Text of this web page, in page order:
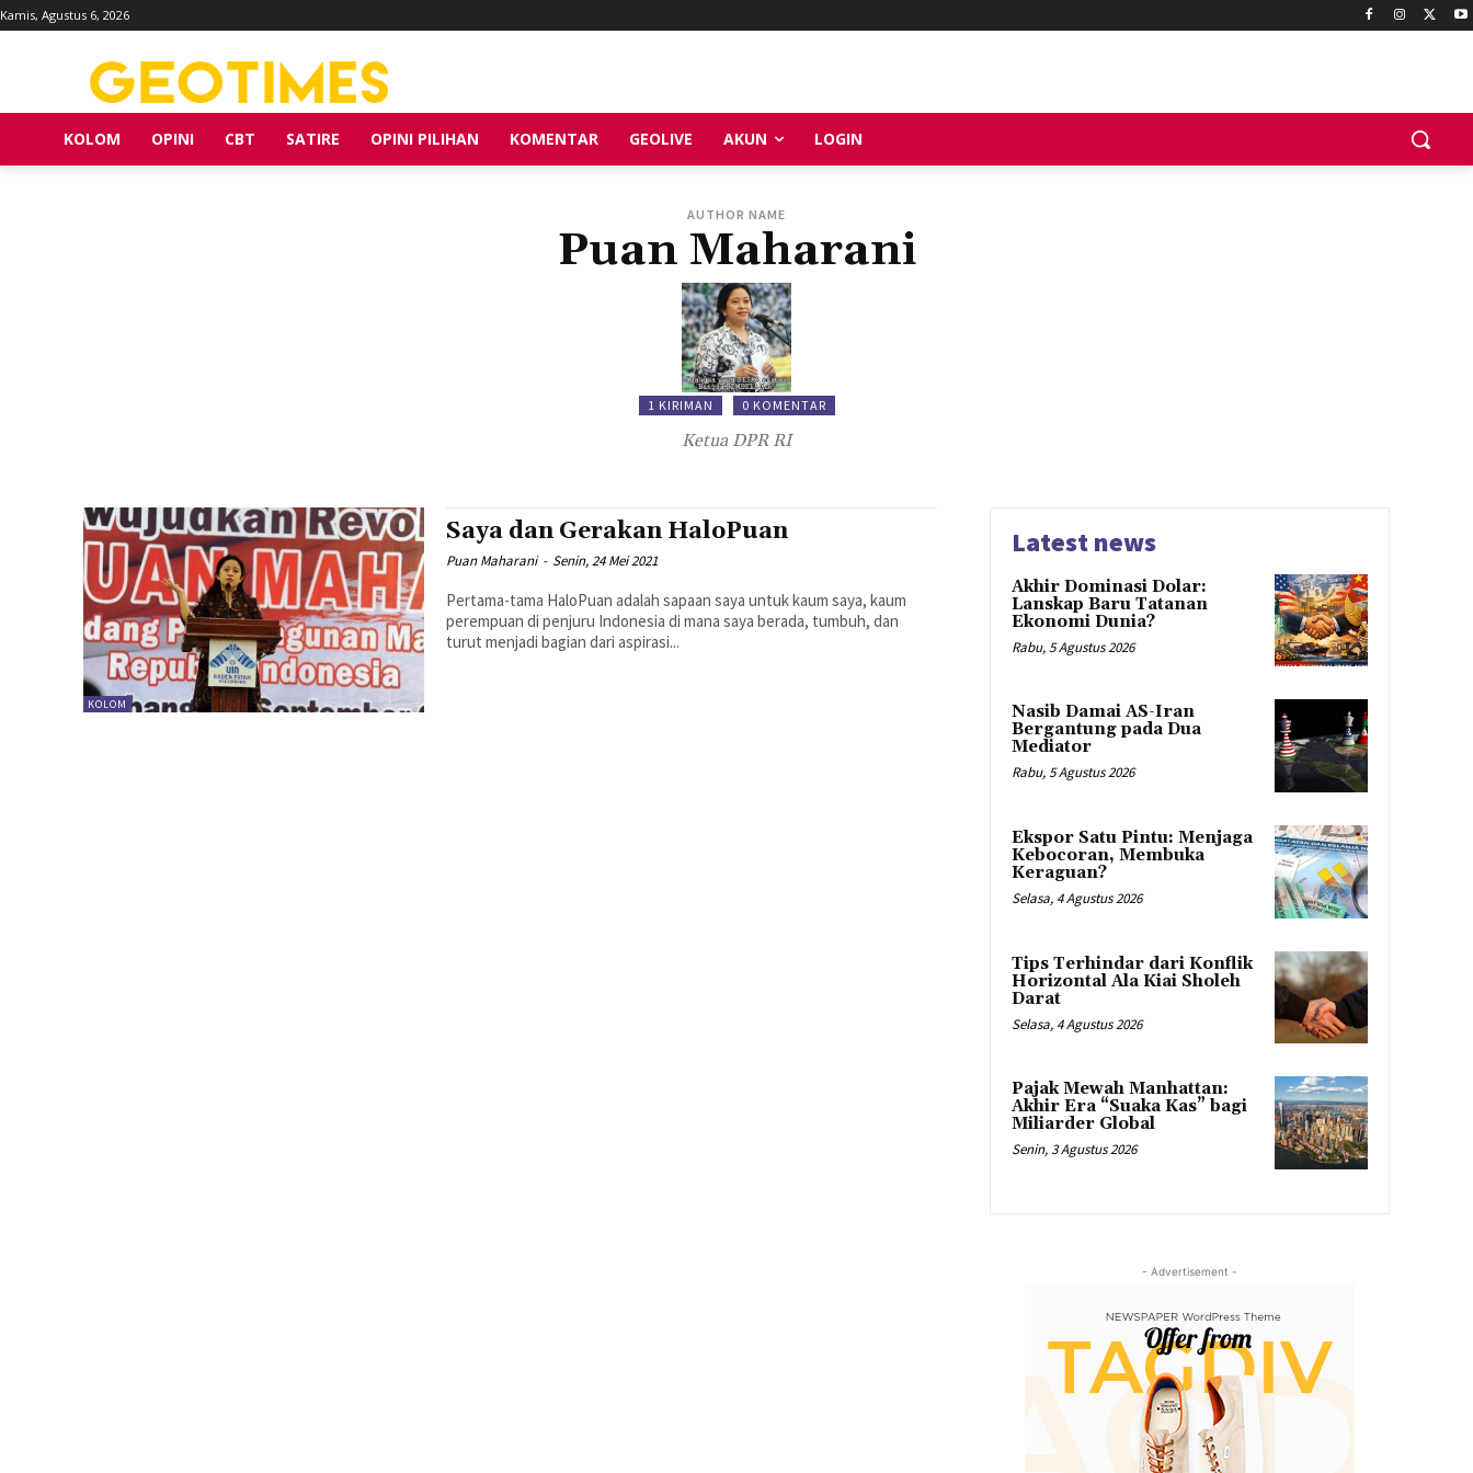
Kamis, Agustus 6, 2026
KOLOM OPINI CBT SATIRE OPINI PILIHAN KOMENTAR GEOLIVE AKUN LOGIN
AUTHOR NAME
Puan Maharani
1 KIRIMAN 0 KOMENTAR
Ketua DPR RI
KOLOM
Saya dan Gerakan HaloPuan
Puan Maharani - Senin, 24 Mei 2021
Pertama-tama HaloPuan adalah sapaan saya untuk kaum saya, kaum
perempuan di penjuru Indonesia di mana saya berada, tumbuh, dan
turut menjadi bagian dari aspirasi...
Latest news
Akhir Dominasi Dolar:
Lanskap Baru Tatanan
Ekonomi Dunia?
Rabu, 5 Agustus 2026
Nasib Damai AS-Iran
Bergantung pada Dua
Mediator
Rabu, 5 Agustus 2026
Ekspor Satu Pintu: Menjaga
Kebocoran, Membuka
Keraguan?
Selasa, 4 Agustus 2026
Tips Terhindar dari Konflik
Horizontal Ala Kiai Sholeh
Darat
Selasa, 4 Agustus 2026
Pajak Mewah Manhattan:
Akhir Era “Suaka Kas” bagi
Miliarder Global
Senin, 3 Agustus 2026
- Advertisement -